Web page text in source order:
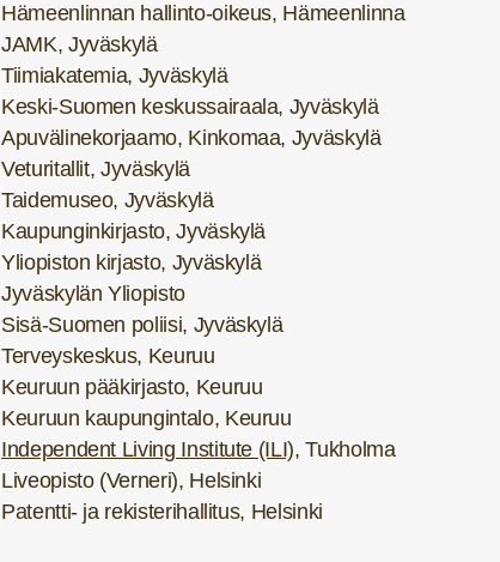
Hämeenlinnan hallinto-oikeus, Hämeenlinna
JAMK, Jyväskylä
Tiimiakatemia, Jyväskylä
Keski-Suomen keskussairaala, Jyväskylä
Apuvälinekorjaamo, Kinkomaa, Jyväskylä
Veturitallit, Jyväskylä
Taidemuseo, Jyväskylä
Kaupunginkirjasto, Jyväskylä
Yliopiston kirjasto, Jyväskylä
Jyväskylän Yliopisto
Sisä-Suomen poliisi, Jyväskylä
Terveyskeskus, Keuruu
Keuruun pääkirjasto, Keuruu
Keuruun kaupungintalo, Keuruu
Independent Living Institute (ILI), Tukholma
Liveopisto (Verneri), Helsinki
Patentti- ja rekisterihallitus, Helsinki